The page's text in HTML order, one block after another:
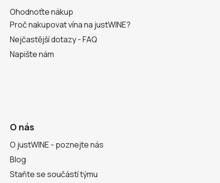
Ohodnoťte nákup
Proč nakupovat vína na justWINE?
Nejčastější dotazy - FAQ
Napište nám
O nás
O justWINE - poznejte nás
Blog
Staňte se součástí týmu